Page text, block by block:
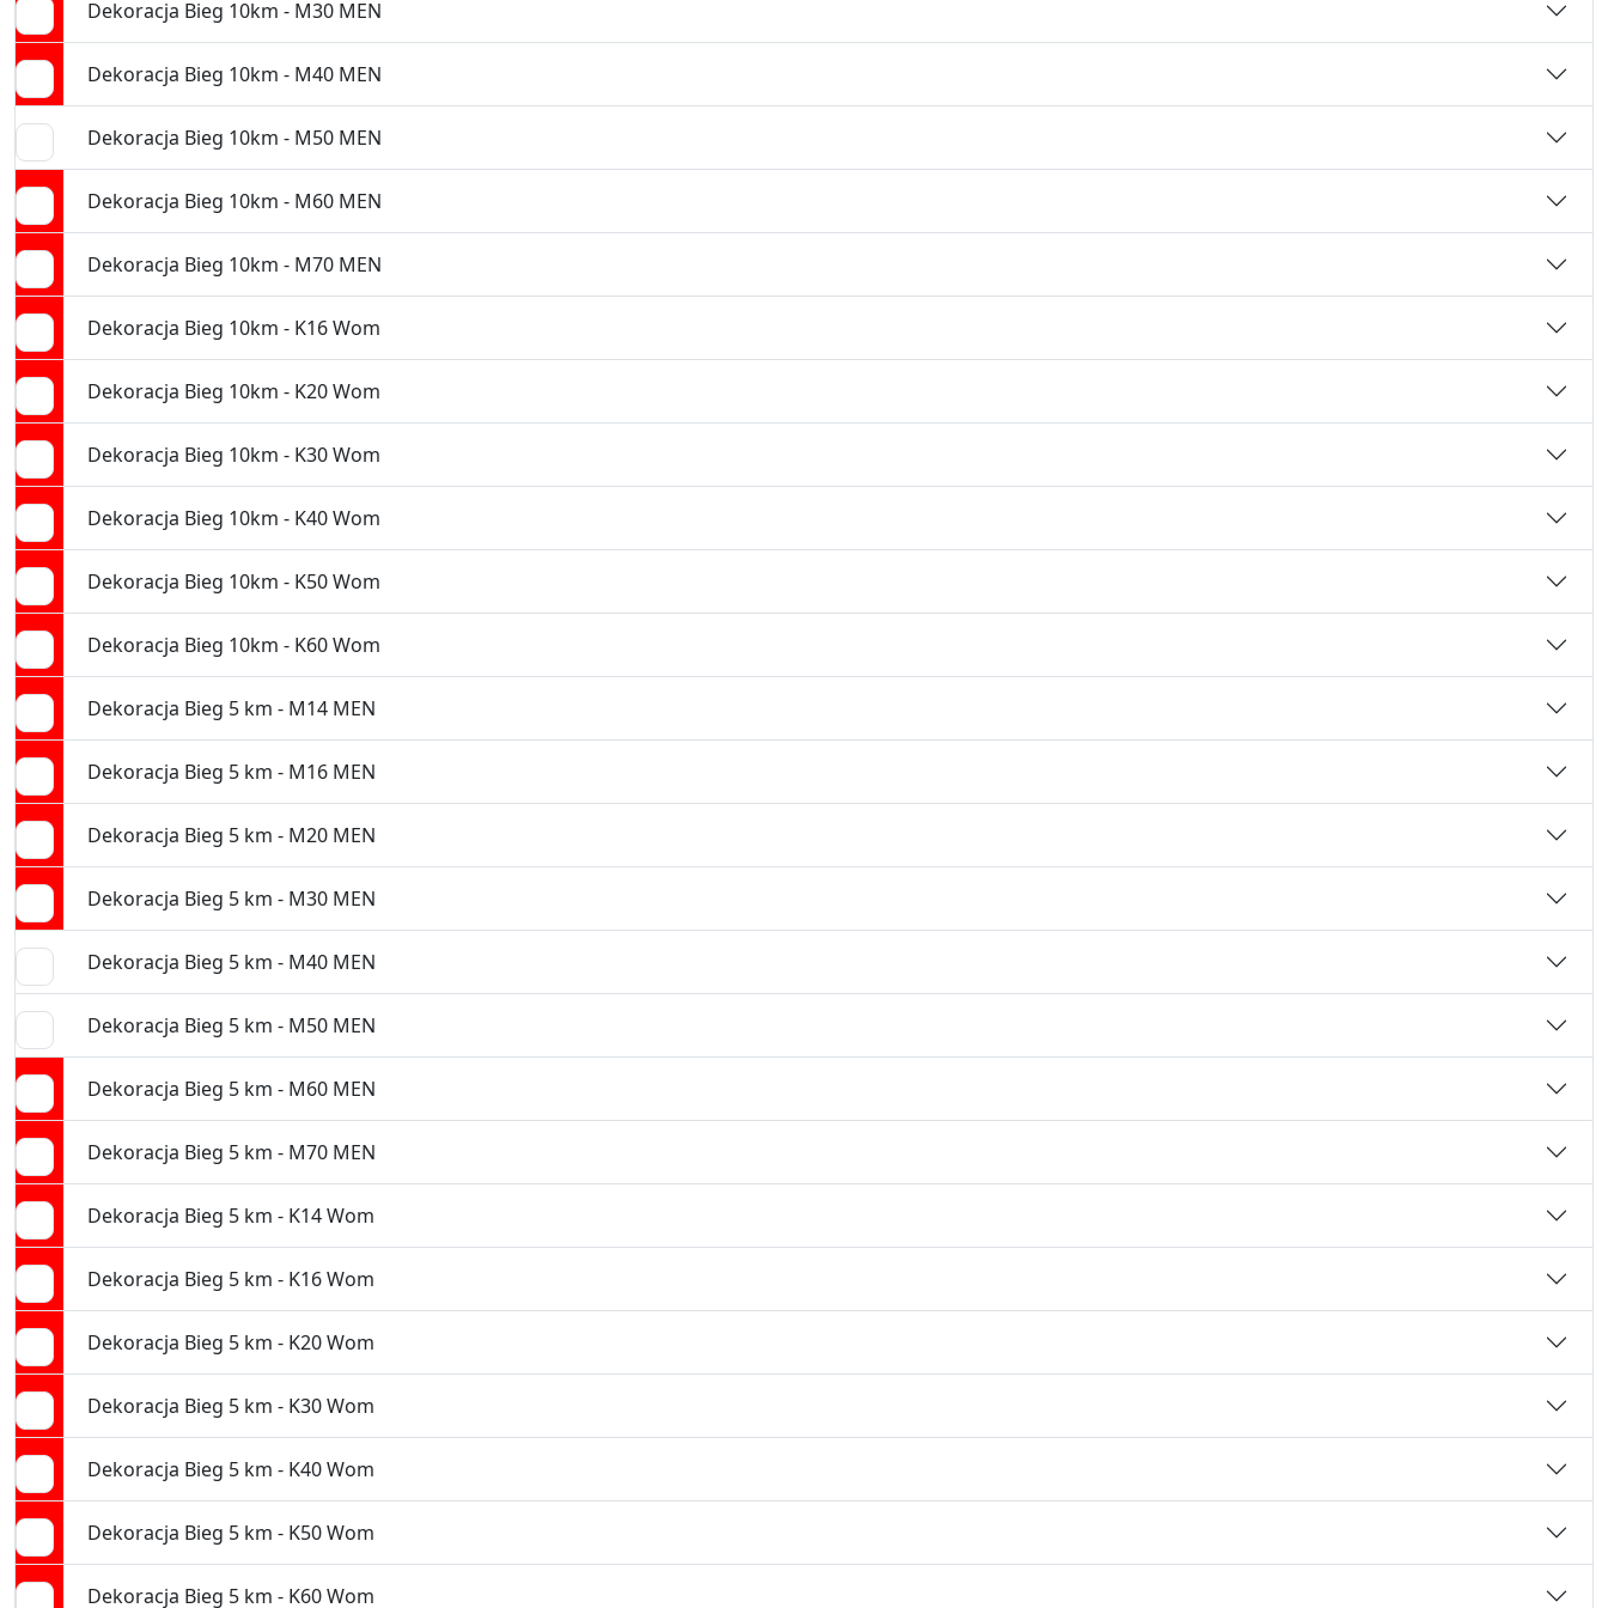
Dekoracja Bieg 10km - M30 MEN
Dekoracja Bieg 10km - M40 MEN
Dekoracja Bieg 10km - M50 MEN
Dekoracja Bieg 10km - M60 MEN
Dekoracja Bieg 10km - M70 MEN
Dekoracja Bieg 10km - K16 Wom
Dekoracja Bieg 10km - K20 Wom
Dekoracja Bieg 10km - K30 Wom
Dekoracja Bieg 10km - K40 Wom
Dekoracja Bieg 10km - K50 Wom
Dekoracja Bieg 10km - K60 Wom
Dekoracja Bieg 5 km - M14 MEN
Dekoracja Bieg 5 km - M16 MEN
Dekoracja Bieg 5 km - M20 MEN
Dekoracja Bieg 5 km - M30 MEN
Dekoracja Bieg 5 km - M40 MEN
Dekoracja Bieg 5 km - M50 MEN
Dekoracja Bieg 5 km - M60 MEN
Dekoracja Bieg 5 km - M70 MEN
Dekoracja Bieg 5 km - K14 Wom
Dekoracja Bieg 5 km - K16 Wom
Dekoracja Bieg 5 km - K20 Wom
Dekoracja Bieg 5 km - K30 Wom
Dekoracja Bieg 5 km - K40 Wom
Dekoracja Bieg 5 km - K50 Wom
Dekoracja Bieg 5 km - K60 Wom